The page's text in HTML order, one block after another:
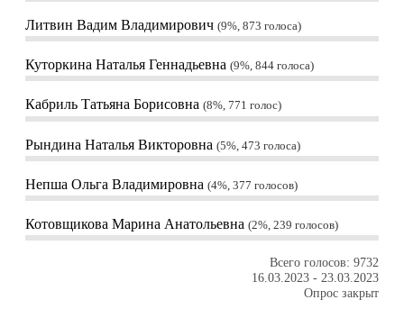
Литвин Вадим Владимирович 9%, 873 голоса
Куторкина Наталья Геннадьевна 9%, 844 голоса
Кабриль Татьяна Борисовна 8%, 771 голос
Рындина Наталья Викторовна 5%, 473 голоса
Непша Ольга Владимировна 4%, 377 голосов
Котовщикова Марина Анатольевна 2%, 239 голосов
Всего голосов: 9732
16.03.2023 - 23.03.2023
Опрос закрыт